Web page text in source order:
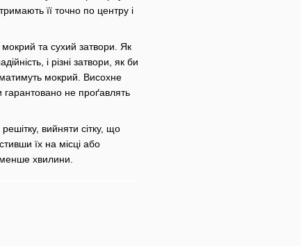
її точно по центру і
та сухий затвори. Як
і різні затвори, як би
мокрий. Висохне
не проґавлять
вийняти сітку, що
їх на місці або
хвилини.